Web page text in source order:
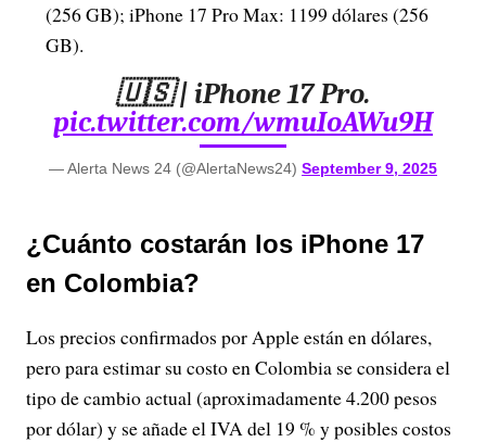
(256 GB); iPhone 17 Pro Max: 1199 dólares (256
GB).
🇺🇸 | iPhone 17 Pro.
pic.twitter.com/wmuIoAWu9H
— Alerta News 24 (@AlertaNews24) September 9, 2025
¿Cuánto costarán los iPhone 17
en Colombia?
Los precios confirmados por Apple están en dólares,
pero para estimar su costo en Colombia se considera el
tipo de cambio actual (aproximadamente 4.200 pesos
por dólar) y se añade el IVA del 19 % y posibles costos